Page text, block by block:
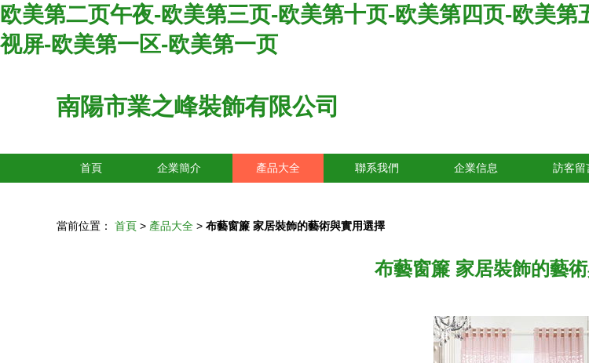
欧美第二页午夜-欧美第三页-欧美第十页-欧美第四页-欧美
视屏-欧美第一区-欧美第一页
南陽市業之峰裝飾有限公司
首頁 企業簡介 產品大全 聯系我們 企業信息 訪客留
當前位置： 首頁 > 產品大全 > 布藝窗簾 家居裝飾的藝術與實用選擇
布藝窗簾 家居裝飾的藝